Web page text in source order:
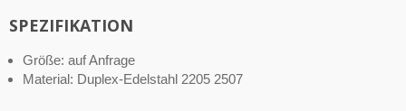
SPEZIFIKATION
Größe: auf Anfrage
Material: Duplex-Edelstahl 2205 2507